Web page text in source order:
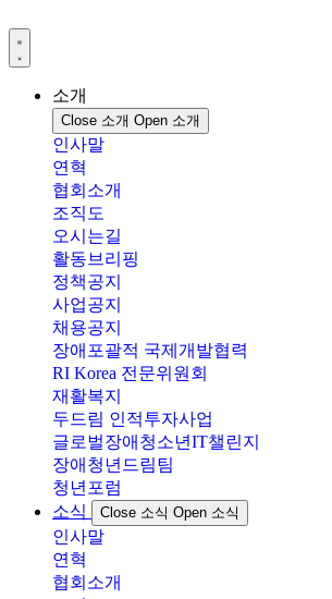
텐
츠
소개
Close 소개 Open 소개
인사말
연혁
협회소개
조직도
오시는길
활동브리핑
정책공지
사업공지
채용공지
장애포괄적 국제개발협력
RI Korea 전문위원회
재활복지
두드림 인적투자사업
글로벌장애청소년IT챌린지
장애청년드림팀
청년포럼
소식
Close 소식 Open 소식
인사말
연혁
협회소개